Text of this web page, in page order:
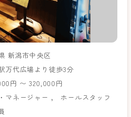
新潟市中央区
万代広場より徒歩3分
円 〜 320,000円
マネージャー ，
ホールスタッフ